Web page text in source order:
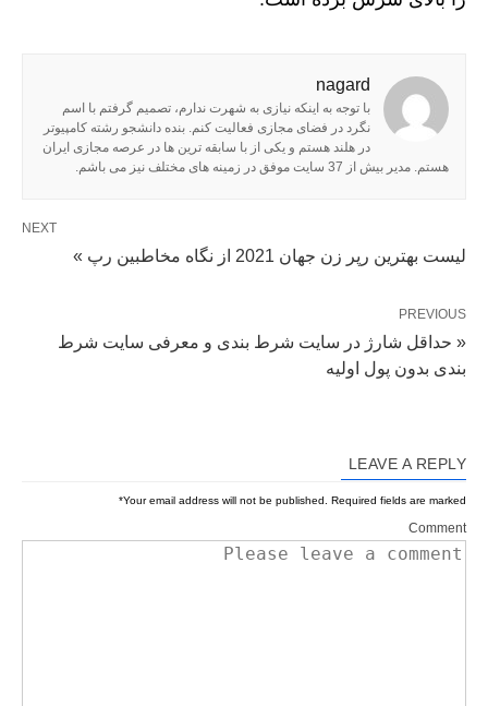
nagard
با توجه به اینکه نیازی به شهرت ندارم، تصمیم گرفتم با اسم
نگرد در فضای مجازی فعالیت کنم. بنده دانشجو رشته کامپیوتر
در هلند هستم و یکی از با سابقه ترین ها در عرصه مجازی ایران
هستم. مدیر بیش از 37 سایت موفق در زمینه های مختلف نیز می باشم.
NEXT
لیست بهترین رپر زن جهان 2021 از نگاه مخاطبین رپ »
PREVIOUS
« حداقل شارژ در سایت شرط بندی و معرفی سایت شرط
بندی بدون پول اولیه
LEAVE A REPLY
Your email address will not be published. Required fields are marked
*
Comment